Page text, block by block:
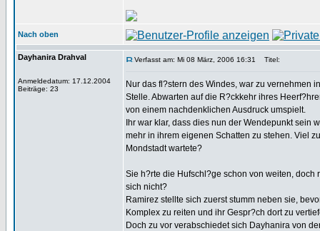
Nach oben
Dayhanira Drahval
Anmeldedatum: 17.12.2004
Beiträge: 23
Verfasst am: Mi 08 März, 2006 16:31 Titel:
Nur das fl?stern des Windes, war zu vernehmen
Stelle. Abwarten auf die R?ckkehr ihres
von einem nachdenklichen Ausdruck umspielt.
Ihr war klar, dass dies nun der Wendepunkt
mehr in ihrem eigenen Schatten zu stehen. Viel
Mondstadt wartete?
Sie h?rte die Hufschl?ge schon von weiten, doch
sich nicht?
Ramirez stellte sich zuerst stumm neben sie,
Komplex zu reiten und ihr Gespr?ch dort zu
Doch zu vor verabschiedet sich Dayhanira von